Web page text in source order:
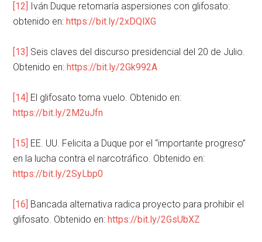
[12]
Iván Duque retomaría aspersiones con glifosato:
obtenido en: https://bit.ly/2xDQlXG
[13] Seis claves del discurso presidencial del 20 de Julio.
Obtenido en: https://bit.ly/2Gk992A
[14] El glifosato toma vuelo. Obtenido en:
https://bit.ly/2M2uJfn
[15] EE. UU. Felicita a Duque por el “importante progreso”
en la lucha contra el narcotráfico. Obtenido en:
https://bit.ly/2SyLbp0
[16] Bancada alternativa radica proyecto para prohibir el
glifosato. Obtenido en: https://bit.ly/2GsUbXZ